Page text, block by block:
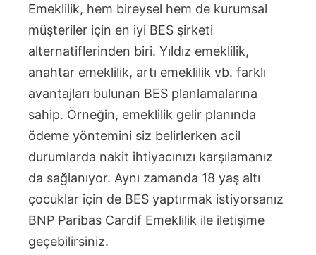
Emeklilik, hem bireysel hem de kurumsal
müşteriler için en iyi BES şirketi
alternatiflerinden biri. Yıldız emeklilik,
anahtar emeklilik, artı emeklilik vb. farklı
avantajları bulunan BES planlamalarına
sahip. Örneğin, emeklilik gelir planında
ödeme yöntemini siz belirlerken acil
durumlarda nakit ihtiyacınızı karşılamanız
da sağlanıyor. Aynı zamanda 18 yaş altı
çocuklar için de BES yaptırmak istiyorsanız
BNP Paribas Cardif Emeklilik ile iletişime
geçebilirsiniz.